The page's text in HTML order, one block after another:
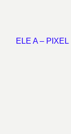
ELE A – PIXEL